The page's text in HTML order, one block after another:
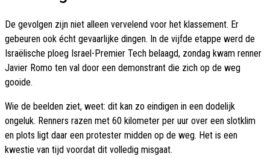
De gevolgen zijn niet alleen vervelend voor het klassement. Er
gebeuren ook écht gevaarlijke dingen. In de vijfde etappe werd de
Israëlische ploeg Israel-Premier Tech belaagd, zondag kwam renner
Javier Romo ten val door een demonstrant die zich op de weg
gooide.
Wie de beelden ziet, weet: dit kan zo eindigen in een dodelijk
ongeluk. Renners razen met 60 kilometer per uur over een slotklim
en plots ligt daar een protester midden op de weg. Het is een
kwestie van tijd voordat dit volledig misgaat.